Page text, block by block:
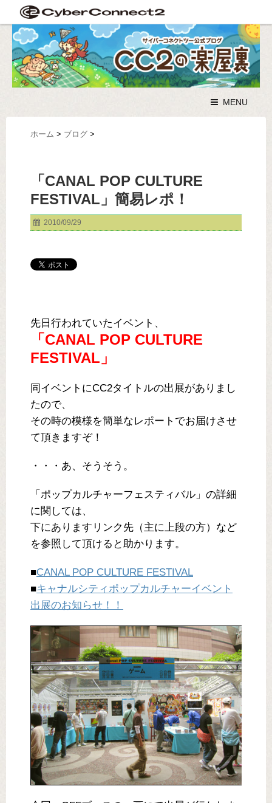
MENU
ホーム > ブログ >
「CANAL POP CULTURE
FESTIVAL」簡易レポ！
2010/09/29
先日行われていたイベント、
「CANAL POP CULTURE
FESTIVAL」
同イベントにCC2タイトルの出展がありまし
たので、
その時の模様を簡単なレポートでお届けさせ
て頂きますぞ！
・・・あ、そうそう。
「ポップカルチャーフェスティバル」の詳細
に関しては、
下にありますリンク先（主に上段の方）など
を参照して頂けると助かります。
■CANAL POP CULTURE FESTIVAL
■キャナルシティポップカルチャーイベント
出展のお知らせ！！